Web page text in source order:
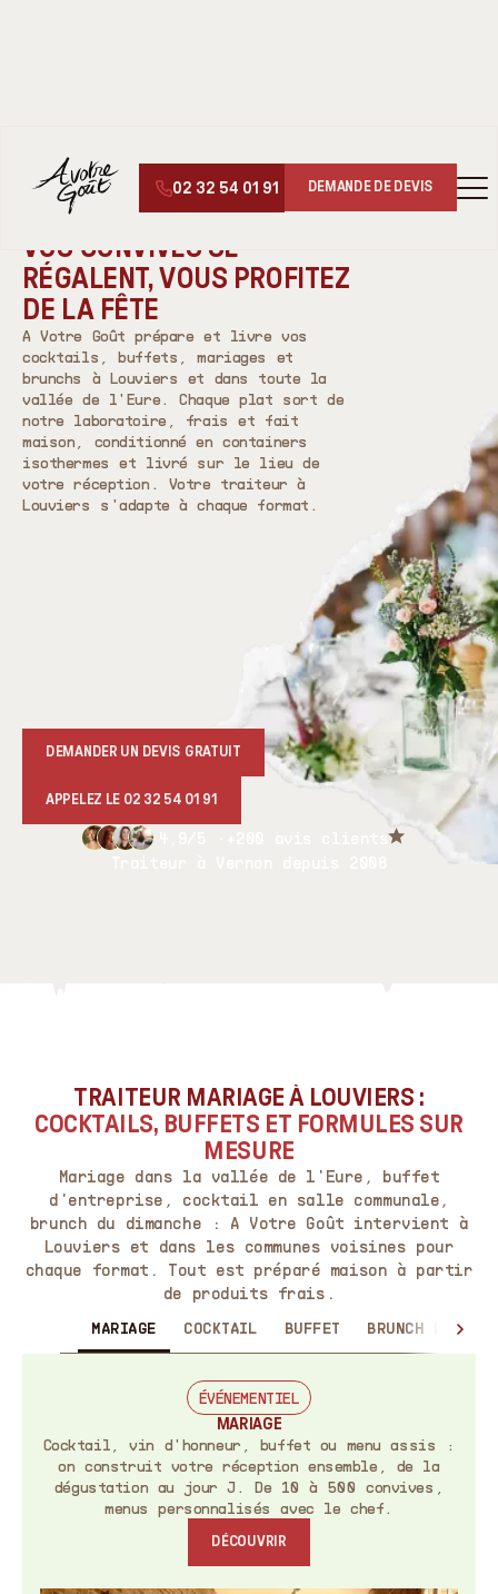
02 32 54 01 91 DEMANDE DE DEVIS
ACCUEIL/ZONES / LOUVIERS
TRAITEUR À LOUVIERS :
VOS CONVIVES SE
RÉGALENT, VOUS PROFITEZ
DE LA FÊTE
A Votre Goût prépare et livre vos
cocktails, buffets, mariages et
brunchs à Louviers et dans toute la
vallée de l'Eure. Chaque plat sort de
notre laboratoire, frais et fait
maison, conditionné en containers
isothermes et livré sur le lieu de
votre réception. Votre traiteur à
Louviers s'adapte à chaque format.
DEMANDER UN DEVIS GRATUIT
APPELEZ LE 02 32 54 01 91
+200 avis clients
TRAITEUR MARIAGE À LOUVIERS :
COCKTAILS, BUFFETS ET FORMULES SUR
MESURE
Mariage dans la vallée de l'Eure, buffet
d'entreprise, cocktail en salle communale,
brunch du dimanche : A Votre Goût intervient à
Louviers et dans les communes voisines pour
chaque format. Tout est préparé maison à partir
de produits frais.
MARIAGE COCKTAIL BUFFET BRUNCH ET
ÉVÉNEMENTIEL
MARIAGE
Cocktail, vin d'honneur, buffet ou menu assis :
on construit votre réception ensemble, de la
dégustation au jour J. De 10 à 500 convives,
menus personnalisés avec le chef.
DÉCOUVRIR